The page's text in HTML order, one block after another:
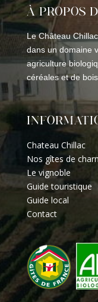
À PROPOS
Le Château
dans un domaine
agriculture
céréales et de bois.
Chateau Chillac
Nos gîtes de
Le vignoble
Guide touristique
Guide local
Contact